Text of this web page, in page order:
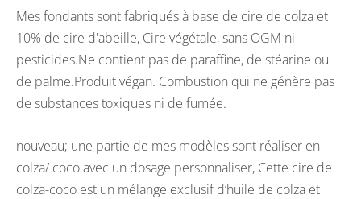
Mes fondants sont fabriqués à base de cire de colza et
10% de cire d'abeille, Cire végétale, sans OGM ni
pesticides.Ne contient pas de paraffine, de stéarine ou
de palme.Produit végan. Combustion qui ne génère pas
de substances toxiques ni de fumée.
nouveau; une partie de mes modèles sont réaliser en
colza/ coco avec un dosage personnaliser, Cette cire de
colza-coco est un mélange exclusif d’huile de colza et